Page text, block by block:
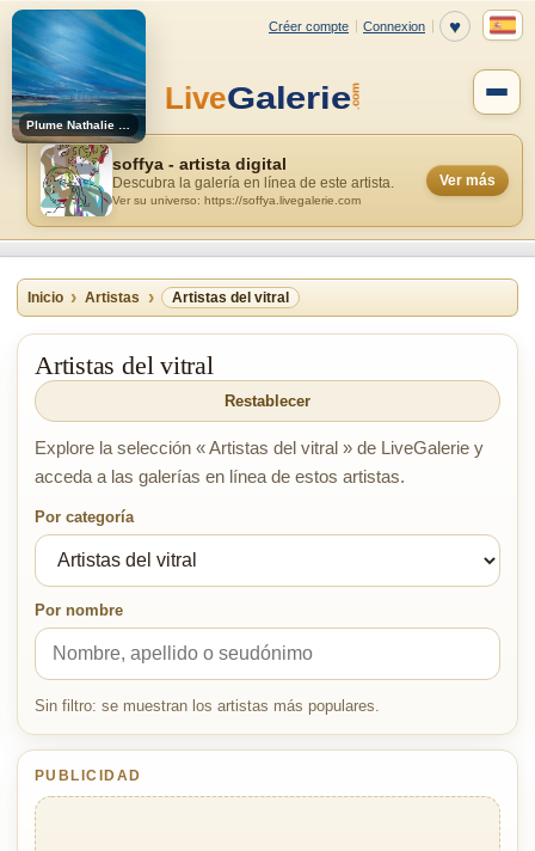
soffya - artista digital
Descubra la galería en línea de este artista.
Ver su universo: https://soffya.livegalerie.com
Ver más
Inicio Artistas Artistas del vitral
Artistas del vitral
Restablecer
Explore la selección « Artistas del vitral » de LiveGalerie y
acceda a las galerías en línea de estos artistas.
Por categoría
Por nombre
Sin filtro: se muestran los artistas más populares.
PUBLICIDAD